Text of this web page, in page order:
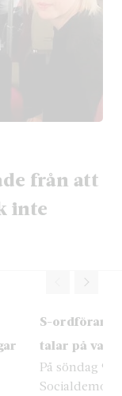
från att
inte
S-
talar på
På söndag 9